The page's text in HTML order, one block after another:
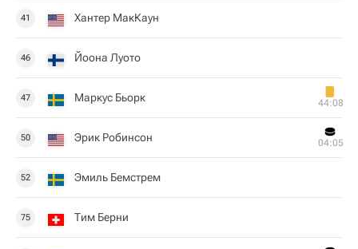
41 Хантер МакКаун
46 Йоона Луото
47 Маркус Бьорк 44:08
50 Эрик Робинсон 04:05
52 Эмиль Бемстрем
75 Тим Берни